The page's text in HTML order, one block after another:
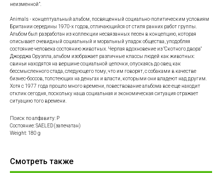
неизменной”.
Animals - концептуальный альбом, посвященный социально-политическим условиям
Британии середины 1970-х годов, отличающийся от стиля ранних работ группы.
Альбом был разработан из коллекции несвязанных песен в концепцию, которая
описывает очевидный социальный и моральный упадок общества, уподобляя
состояние человека состоянию животных. Черпая вдохновение из "Скотного двора"
Джорджа Оруэлла, альбом изображает различные классы людей как животных:
свиньи находятся на вершине социальной цепочки, опускаясь до овец как
бессмысленного стада, следующего тому, что им говорят, с собаками в качестве
бизнес-боссов, толстеющих на деньгах и власти, которыми они владеют над другим.
Хотя с 1977 года прошло много времени, повествование альбома все еще находит
отклик сегодня, поскольку наша социальная и экономическая ситуация отражает
ситуацию того времени.
Поиск по алфавиту: P
Состояние: SAELED (запечатан)
Weight: 180 g
Смотреть также